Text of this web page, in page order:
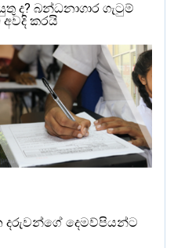
ද? බන්ධනාගාර ගැටුම්
කරයි
දරුවන්ගේ දෙමව්පියන්ට